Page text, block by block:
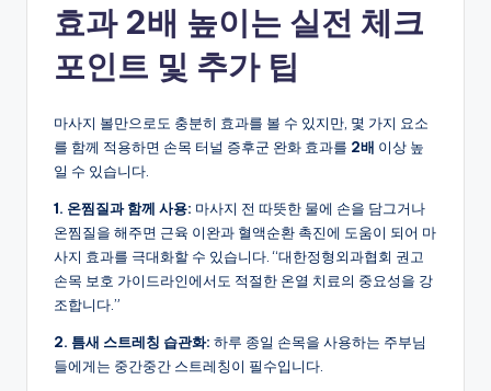
효과 2배 높이는 실전 체크
포인트 및 추가 팁
마사지 볼만으로도 충분히 효과를 볼 수 있지만, 몇 가지 요소
를 함께 적용하면 손목 터널 증후군 완화 효과를 2배 이상 높
일 수 있습니다.
1. 온찜질과 함께 사용: 마사지 전 따뜻한 물에 손을 담그거나
온찜질을 해주면 근육 이완과 혈액순환 촉진에 도움이 되어 마
사지 효과를 극대화할 수 있습니다. “대한정형외과협회 권고
손목 보호 가이드라인에서도 적절한 온열 치료의 중요성을 강
조합니다.”
2. 틈새 스트레칭 습관화: 하루 종일 손목을 사용하는 주부님
들에게는 중간중간 스트레칭이 필수입니다.